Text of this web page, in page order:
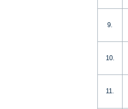
9.
10.
11.